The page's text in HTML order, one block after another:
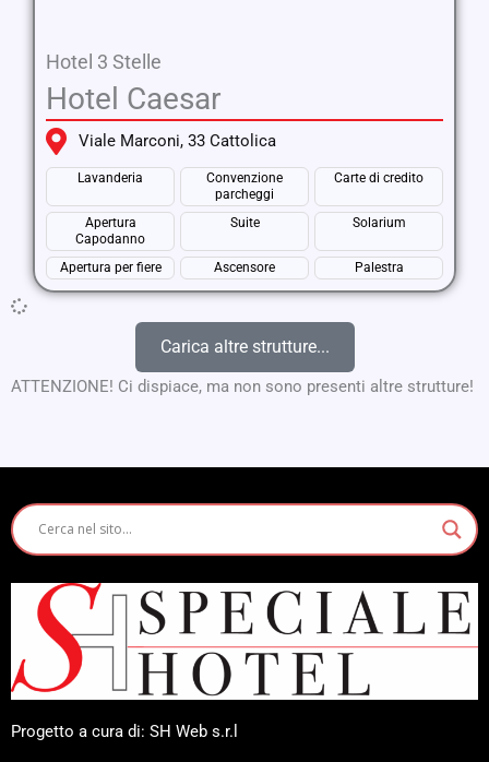
Hotel 3 Stelle
Hotel Caesar
Viale Marconi, 33 Cattolica
Lavanderia
Convenzione
parcheggi
Carte di credito
Apertura
Capodanno
Suite Solarium
Apertura per fiere Ascensore Palestra
Carica altre strutture...
ATTENZIONE! Ci dispiace, ma non sono presenti altre strutture!
Progetto a cura di: SH Web s.r.l